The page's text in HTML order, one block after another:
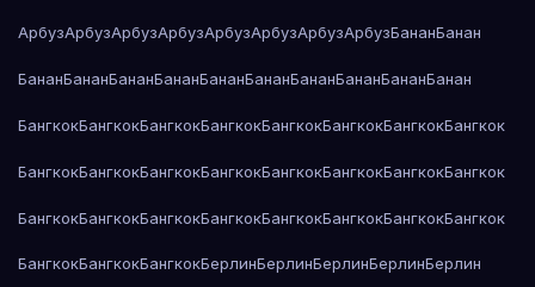
АрбузАрбузАрбузАрбузАрбузАрбузАрбузАрбузБананБанан
БананБананБананБананБананБананБананБананБананБанан
БангкокБангкокБангкокБангкокБангкокБангкокБангкокБангкок
БангкокБангкокБангкокБангкокБангкокБангкокБангкокБангкок
БангкокБангкокБангкокБангкокБангкокБангкокБангкокБангкок
БангкокБангкокБангкокБерлинБерлинБерлинБерлинБерлин